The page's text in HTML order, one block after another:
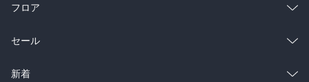
フロア
総合
ラノベ
セール
総合
新着